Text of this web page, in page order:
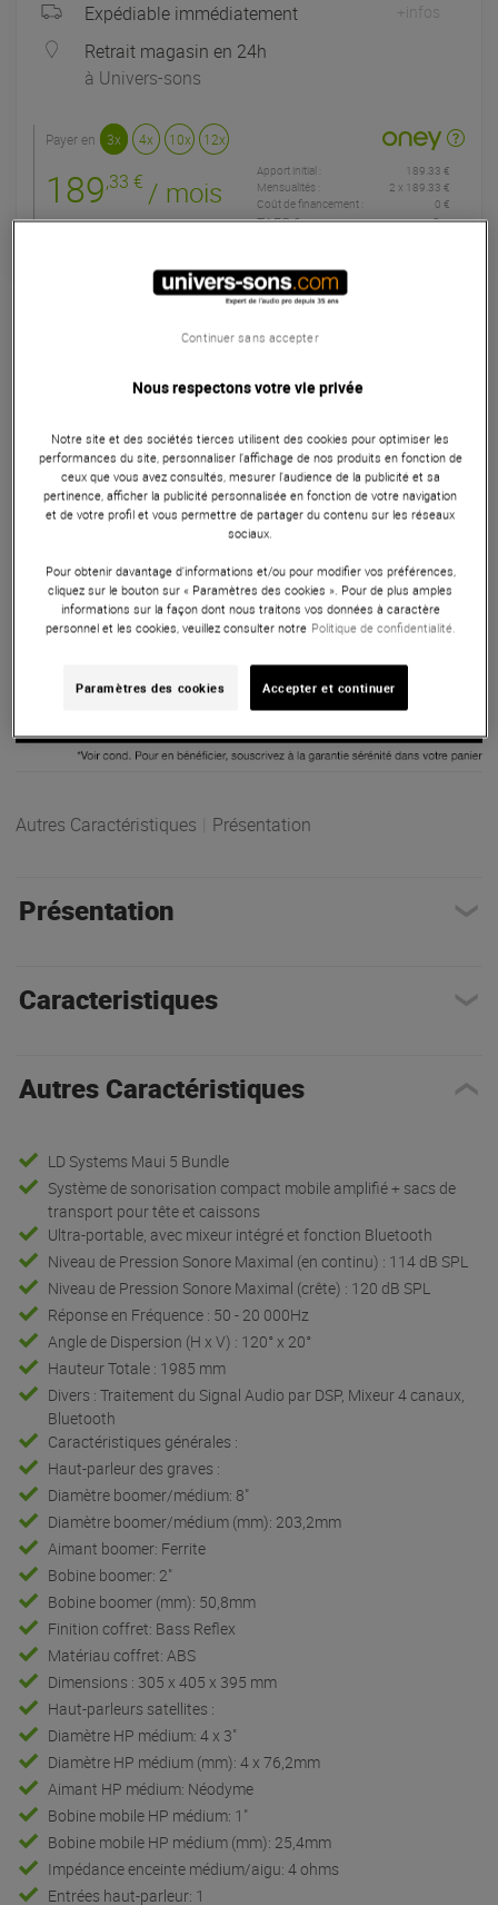
Expédiable immédiatement +infos
Retrait magasin en 24h
à Univers-sons
Payer en 3x 4x 10x 12x
189,33 € / mois
Apport initial :
189.33 €
Mensualités :
2 x 189.33 €
Coût de financement :
0 €
TAEG fixe : 0%
Garantie3 ans
Le LD Systems Maui 5 Bundle est un système de
intégrant un mixeur 4 canaux, un caisson 8" et une colonne
4x3". Avec 800 W en crête, un SPL max de 120 dB et un DSP
avancé, il offre une sonorisation puissante et homogène.
Idéal pour les performances live, conférences et
événements itinérants.
ARTICLE N° 56673
Autres Caractéristiques Présentation
Présentation
Caracteristiques
Autres Caractéristiques
LD Systems Maui 5 Bundle
Système de sonorisation compact mobile amplifié + sacs de
transport pour tête et caissons
Ultra-portable, avec mixeur intégré et fonction Bluetooth
Niveau de Pression Sonore Maximal (en continu) : 114 dB SPL
Niveau de Pression Sonore Maximal (crête) : 120 dB SPL
Réponse en Fréquence : 50 - 20 000Hz
Angle de Dispersion (H x V) : 120° x 20°
Hauteur Totale : 1985 mm
Divers : Traitement du Signal Audio par DSP, Mixeur 4 canaux,
Bluetooth
Caractéristiques générales :
Haut-parleur des graves :
Diamètre boomer/médium: 8"
Diamètre boomer/médium (mm): 203,2mm
Aimant boomer: Ferrite
Bobine boomer: 2"
Bobine boomer (mm): 50,8mm
Finition coffret: Bass Reflex
Matériau coffret: ABS
Dimensions : 305 x 405 x 395 mm
Haut-parleurs satellites :
Diamètre HP médium: 4 x 3"
Diamètre HP médium (mm): 4 x 76,2mm
Aimant HP médium: Néodyme
Bobine mobile HP médium: 1"
Bobine mobile HP médium (mm): 25,4mm
Impédance enceinte médium/aigu: 4 ohms
Entrées haut-parleur: 1
Nous respectons votre vie privée
Notre site et des sociétés tierces utilisent des cookies pour optimiser les
performances du site, personnaliser l’affichage de nos produits en fonction de
ceux que vous avez consultés, mesurer l'audience de la publicité et sa
pertinence, afficher la publicité personnalisée en fonction de votre navigation
et de votre profil et vous permettre de partager du contenu sur les réseaux
sociaux.
Pour obtenir davantage d'informations et/ou pour modifier vos préférences,
cliquez sur le bouton sur « Paramètres des cookies ». Pour de plus amples
informations sur la façon dont nous traitons vos données à caractère
personnel et les cookies, veuillez consulter notre Politique de confidentialité.
Paramètres des cookies Accepter et continuer
Continuer sans accepter